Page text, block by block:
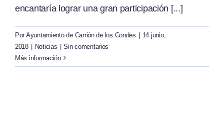
encantaría lograr una gran participación [...]
Por Ayuntamiento de Carrión de los Condes
14 junio,
2018
Noticias
Sin comentarios
Más información